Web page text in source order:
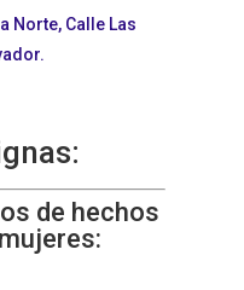
Norte, Calle Las
de hechos